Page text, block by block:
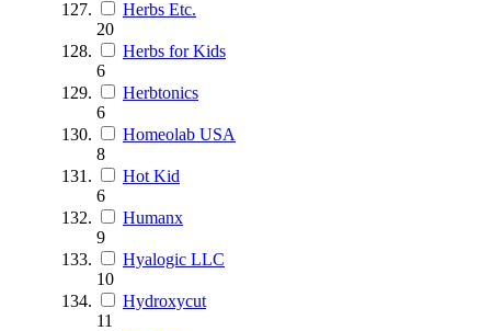
Herbs Etc.
20
Herbs for Kids
6
Herbtonics
6
Homeolab USA
8
Hot Kid
6
Humanx
9
Hyalogic LLC
10
Hydroxycut
11